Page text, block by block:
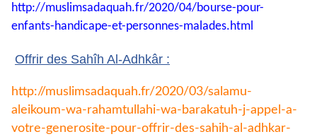
http://muslimsadaquah.fr/2020/04/bourse-pour-
enfants-handicape-et-personnes-malades.html
Offrir des Sahîh Al-Adhkâr :
http://muslimsadaquah.fr/2020/03/salamu-
aleikoum-wa-rahamtullahi-wa-barakatuh-j-appel-a-
votre-generosite-pour-offrir-des-sahih-al-adhkar-